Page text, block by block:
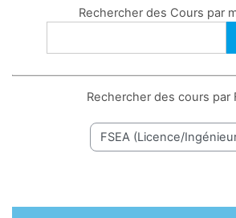
Rechercher des cours par